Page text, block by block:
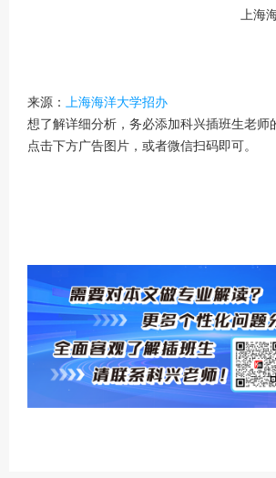
上海
来源： 上海海洋大学招办
想了解详细分析，务必添加科兴插班生老师
点击下方广告图片，或者微信扫码即可。